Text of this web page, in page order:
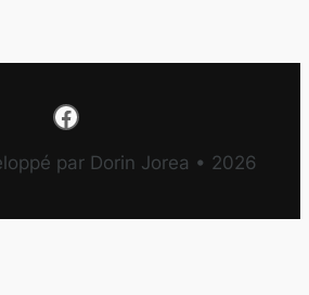
Facebook
par Dorin Jorea • 2026